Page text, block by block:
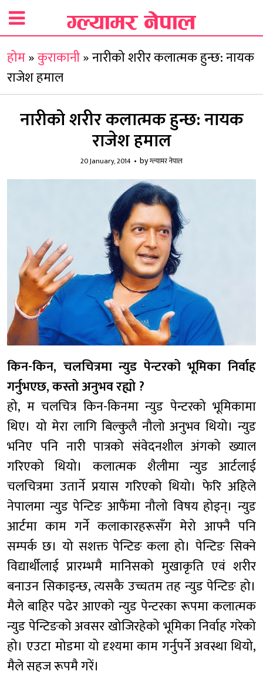
होम»कुराकानी»नारीको शरीर कलात्मक हुन्छ: नायक
राजेश हमाल
नारीको शरीर कलात्मक हुन्छ: नायक
राजेश हमाल
20 January, 2014 byग्ल्यामर नेपाल
किन-किन, चलचित्रमा न्युड पेन्टरको भूमिका निर्वाह
गर्नुभएछ, कस्तो अनुभव रह्यो ?
हो, म चलचित्र किन-किनमा न्युड पेन्टरको भूमिकामा
थिए। यो मेरा लागि बिल्कुलै नौलो अनुभव थियो। न्युड
भनिए पनि नारी पात्रको संवेदनशील अंगको ख्याल
गरिएको थियो। कलात्मक शैलीमा न्युड आर्टलाई
चलचित्रमा उतार्ने प्रयास गरिएको थियो। फेरि अहिले
नेपालमा न्युड पेन्टिङ आफैंमा नौलो विषय होइन्। न्युड
आर्टमा काम गर्ने कलाकारहरूसँग मेरो आफ्नै पनि
सम्पर्क छ। यो सशक्त पेन्टिङ कला हो। पेन्टिङ सिक्ने
विद्यार्थीलाई प्रारम्भमै मानिसको मुखाकृति एवं शरीर
बनाउन सिकाइन्छ, त्यसकै उच्चतम तह न्युड पेन्टिङ हो।
मैले बाहिर पढेर आएको न्युड पेन्टरका रूपमा कलात्मक
न्युड पेन्टिङको अवसर खोजिरहेको भूमिका निर्वाह गरेको
हो। एउटा मोडमा यो दृश्यमा काम गर्नुपर्ने अवस्था थियो,
मैले सहज रूपमै गरें।